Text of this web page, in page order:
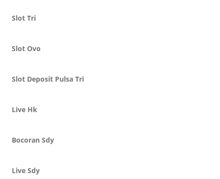
Slot Tri
Slot Ovo
Slot Deposit Pulsa Tri
Live Hk
Bocoran Sdy
Live Sdy